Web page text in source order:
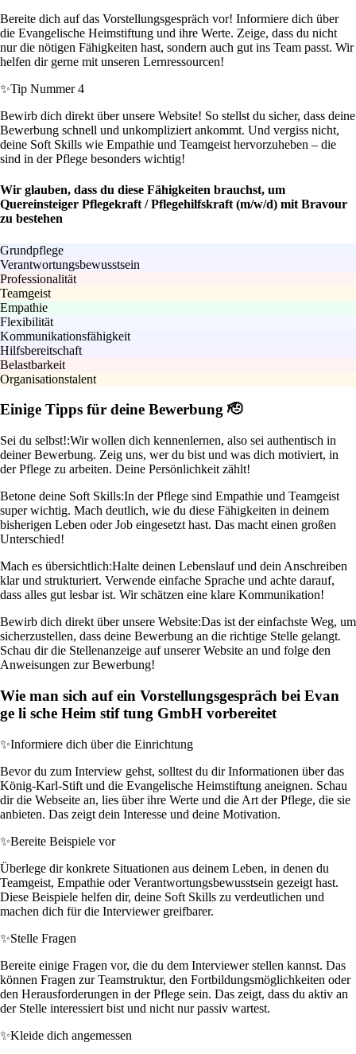
Bereite dich auf das Vorstellungsgespräch vor! Informiere dich über
die Evangelische Heimstiftung und ihre Werte. Zeige, dass du nicht
nur die nötigen Fähigkeiten hast, sondern auch gut ins Team passt. Wir
helfen dir gerne mit unseren Lernressourcen!
✨Tip Nummer 4
Bewirb dich direkt über unsere Website! So stellst du sicher, dass deine
Bewerbung schnell und unkompliziert ankommt. Und vergiss nicht,
deine Soft Skills wie Empathie und Teamgeist hervorzuheben – die
sind in der Pflege besonders wichtig!
Wir glauben, dass du diese Fähigkeiten brauchst, um
Quereinsteiger Pflegekraft / Pflegehilfskraft (m/w/d) mit Bravour
zu bestehen
Grundpflege
Verantwortungsbewusstsein
Professionalität
Teamgeist
Empathie
Flexibilität
Kommunikationsfähigkeit
Hilfsbereitschaft
Belastbarkeit
Organisationstalent
Einige Tipps für deine Bewerbung 🫡
Sei du selbst!:Wir wollen dich kennenlernen, also sei authentisch in
deiner Bewerbung. Zeig uns, wer du bist und was dich motiviert, in
der Pflege zu arbeiten. Deine Persönlichkeit zählt!
Betone deine Soft Skills:In der Pflege sind Empathie und Teamgeist
super wichtig. Mach deutlich, wie du diese Fähigkeiten in deinem
bisherigen Leben oder Job eingesetzt hast. Das macht einen großen
Unterschied!
Mach es übersichtlich:Halte deinen Lebenslauf und dein Anschreiben
klar und strukturiert. Verwende einfache Sprache und achte darauf,
dass alles gut lesbar ist. Wir schätzen eine klare Kommunikation!
Bewirb dich direkt über unsere Website:Das ist der einfachste Weg, um
sicherzustellen, dass deine Bewerbung an die richtige Stelle gelangt.
Schau dir die Stellenanzeige auf unserer Website an und folge den
Anweisungen zur Bewerbung!
Wie man sich auf ein Vorstellungsgespräch bei Evan
ge li sche Heim stif tung GmbH vorbereitet
✨Informiere dich über die Einrichtung
Bevor du zum Interview gehst, solltest du dir Informationen über das
König-Karl-Stift und die Evangelische Heimstiftung aneignen. Schau
dir die Webseite an, lies über ihre Werte und die Art der Pflege, die sie
anbieten. Das zeigt dein Interesse und deine Motivation.
✨Bereite Beispiele vor
Überlege dir konkrete Situationen aus deinem Leben, in denen du
Teamgeist, Empathie oder Verantwortungsbewusstsein gezeigt hast.
Diese Beispiele helfen dir, deine Soft Skills zu verdeutlichen und
machen dich für die Interviewer greifbarer.
✨Stelle Fragen
Bereite einige Fragen vor, die du dem Interviewer stellen kannst. Das
können Fragen zur Teamstruktur, den Fortbildungsmöglichkeiten oder
den Herausforderungen in der Pflege sein. Das zeigt, dass du aktiv an
der Stelle interessiert bist und nicht nur passiv wartest.
✨Kleide dich angemessen